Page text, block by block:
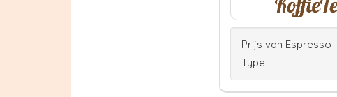
Prijs van Espresso
Type